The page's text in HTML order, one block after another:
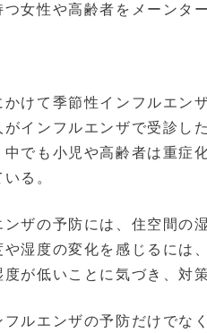
女性や高齢者をメーンタ
かけて季節性インフルエン
インフルエンザで受診し
でも小児や高齢者は重症
る。
ザの予防には、住空間の
や湿度の変化を感じるには
が低いことに気づき、対
フルエンザの予防だけでな